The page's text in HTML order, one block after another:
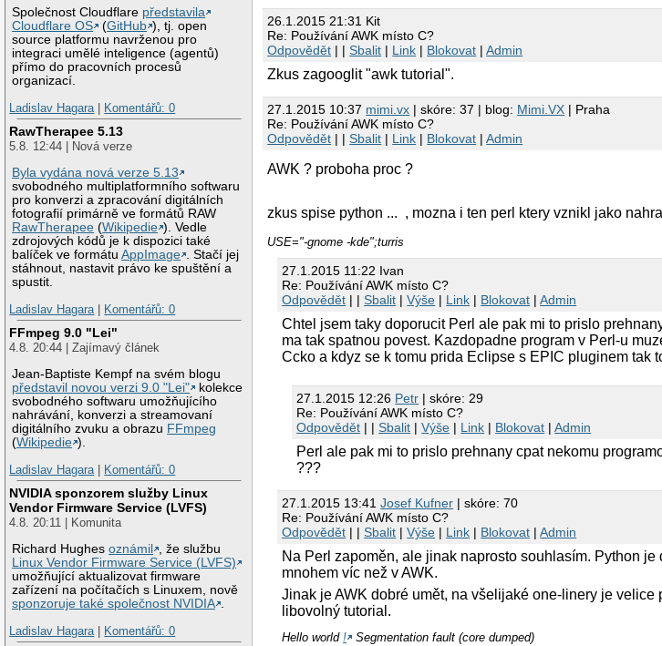
Společnost Cloudflare představila
Cloudflare OS
(GitHub ), tj. open
source platformu navrženou pro
integraci umělé inteligence (agentů)
přímo do pracovních procesů
organizací.
Ladislav Hagara
Komentářů: 0
RawTherapee 5.13
5.8. 12:44 | Nová verze
Byla vydána nová verze 5.13
svobodného multiplatformního softwaru
pro konverzi a zpracování digitálních
fotografií primárně ve formátů RAW
RawTherapee (Wikipedie ). Vedle
zdrojových kódů je k dispozici také
balíček ve formátuAppImage . Stačí jej
stáhnout, nastavit právo ke spuštění a
spustit.
Ladislav Hagara
Komentářů: 0
FFmpeg 9.0 "Lei"
4.8. 20:44 | Zajímavý článek
Jean-Baptiste Kempf na svém blogu
představil novou verzi 9.0 "Lei"
kolekce
svobodného softwaru umožňujícího
nahrávání, konverzi a streamovaní
digitálního zvuku a obrazu FFmpeg
(Wikipedie ).
Ladislav Hagara
Komentářů: 0
NVIDIA sponzorem služby Linux
Vendor Firmware Service (LVFS)
4.8. 20:11 | Komunita
Richard Hughesoznámil
, že službu
Linux Vendor Firmware Service (LVFS)
umožňující aktualizovat firmware
zařízení na počítačích s Linuxem, nově
sponzoruje také společnost NVIDIA .
Ladislav Hagara | Komentářů: 0
26.1.2015 21:31 Kit
Re: Používání AWK místo C?
Odpovědět | |Sbalit | Link | Blokovat |Admin
Zkus zagooglit "awk tutorial".
27.1.2015 10:37 mimi.vx | skóre: 37 | blog: Mimi.VX | Praha
Re: Používání AWK místo C?
Odpovědět | |Sbalit | Link | Blokovat |Admin
AWK ? proboha proc ?
zkus spise python ... , mozna i ten perl ktery vznikl jako
USE="-gnome -kde";turris
27.1.2015 11:22 Ivan
Re: Používání AWK místo C?
Odpovědět | |Sbalit |Výše | Link | Blokovat |Admin
Chtel jsem taky doporucit Perl ale pak mi to prislo
ma tak spatnou povest. Kazdopadne program v Perl-u
Ccko a kdyz se k tomu prida Eclipse s EPIC pluginem tak
27.1.2015 12:26 Petr | skóre: 29
Re: Používání AWK místo C?
Odpovědět | |Sbalit |Výše | Link | Blokovat |Admin
Perl ale pak mi to prislo prehnany cpat nekomu
???
27.1.2015 13:41Josef Kufner | skóre: 70
Re: Používání AWK místo C?
Odpovědět | |Sbalit |Výše | Link | Blokovat |Admin
Na Perl zapoměn, ale jinak naprosto souhlasím. Python je
mnohem víc než v AWK.
Jinak je AWK dobré umět, na všelijaké one-linery je velice
libovolný tutorial.
Hello world ! Segmentation fault (core dumped)